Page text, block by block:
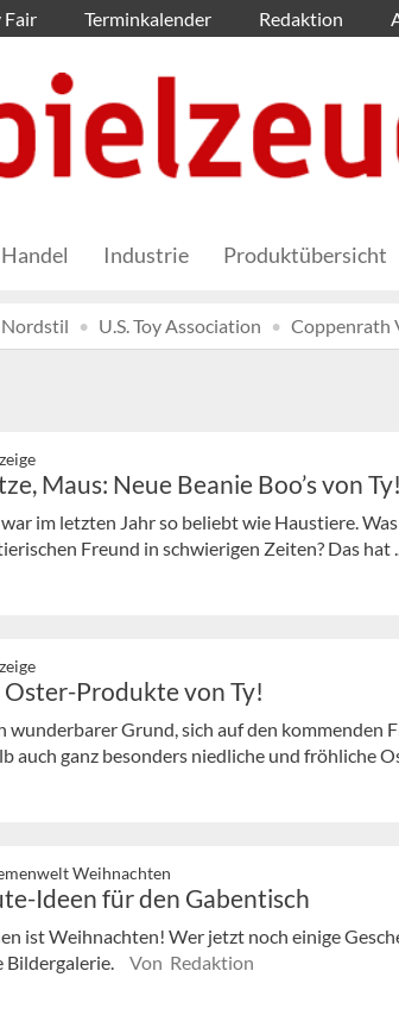
Fair Terminkalender Redaktion
Handel Industrie Produktübersicht
Nordstil U.S. Toy Association Coppenrath
Maus: Neue Beanie Boo’s von Ty!
im letzten Jahr so beliebt wie Haustiere.
Freund in schwierigen Zeiten? Das hat
Produkte von Ty!
wunderbarer Grund, sich auf den kommenden
auch ganz besonders niedliche und fröhliche
Weihnachten
Ideen für den Gabentisch
ist Weihnachten! Wer jetzt noch einige
Bildergalerie.
Von Redaktion